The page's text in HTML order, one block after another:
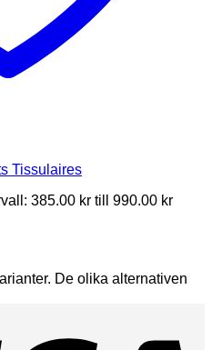
Tissulaires
385.00 kr till 990.00 kr
De olika alternativen